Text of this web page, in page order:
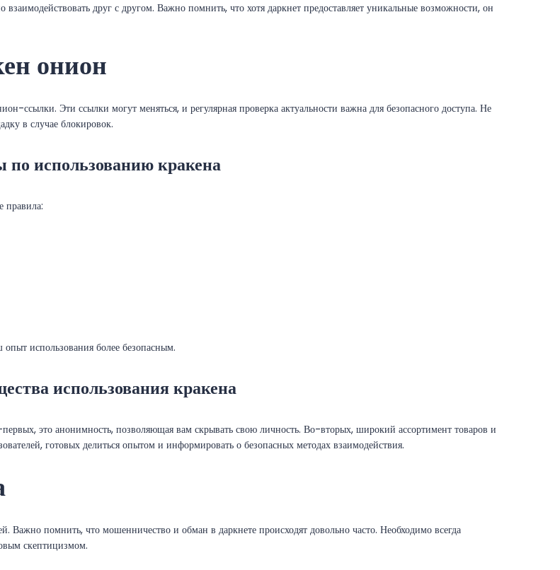
друг с другом. Важно помнить, что хотя даркнет предоставляет уникальные возможности, он
онион
ссылки. Эти ссылки могут меняться, и регулярная проверка актуальности важна для безопасного доступа. Не
в случае блокировок.
по использованию кракена
правила:
использования более безопасным.
использования кракена
это анонимность, позволяющая вам скрывать свою личность. Во-вторых, широкий ассортимент товаров и
готовых делиться опытом и информировать о безопасных методах взаимодействия.
Важно помнить, что мошенничество и обман в даркнете происходят довольно часто. Необходимо всегда
скептицизмом.